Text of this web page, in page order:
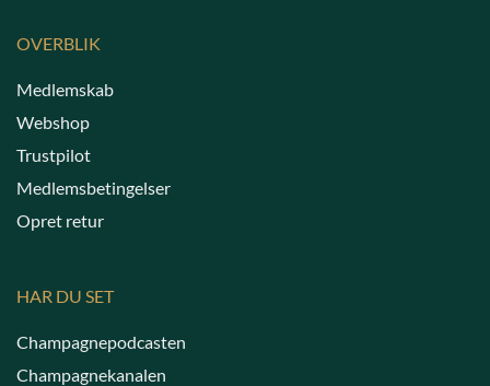
OVERBLIK
Medlemskab
Webshop
Trustpilot
Medlemsbetingelser
Opret retur
HAR DU SET
Champagnepodcasten
Champagnekanalen